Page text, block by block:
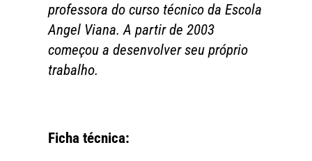
professora do curso técnico da Escola
Angel Viana. A partir de 2003
começou a desenvolver seu próprio
trabalho.
Ficha técnica: